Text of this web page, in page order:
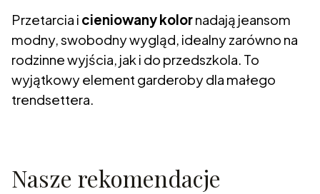
Przetarcia i cieniowany kolornadają jeansom
modny, swobodny wygląd, idealny zarówno na
rodzinne wyjścia, jak i do przedszkola. To
wyjątkowy element garderoby dla małego
trendsettera.
Nasze rekomendacje